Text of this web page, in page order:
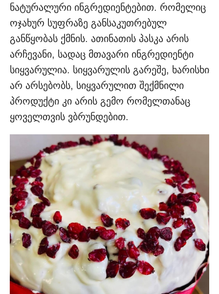
ნატურალური ინგრედიენტებით. რომელიც
ოჯახურ სუფრაზე განსაკუთრებულ
განწყობას ქმნის. ათინათის პასკა არის
არჩევანი, სადაც მთავარი ინგრედიენტი
სიყვარულია. სიყვარულის გარეშე, ხარისხი
არ არსებობს, სიყვარულით შექმნილი
პროდუქტი კი არის გემო რომელთანაც
ყოველთვის ვბრუნდებით.